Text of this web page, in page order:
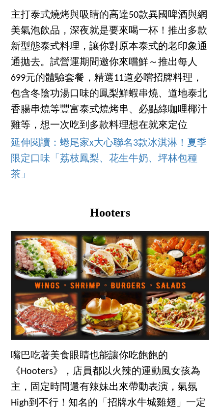
主打泰式燒烤與吸睛的高達50款異國啤酒與網
美氣泡飲品，深夜就是要來喝一杯！推出多款
新型態泰式料理，讓你對原本泰式的老印象通
通拋去。試營運期間邀你來嚐鮮～推出每人
699元的體驗套餐，精選11道必嚐招牌料理，
包含冬陰功湯口味的鳳梨鮮蝦串燒、道地泰北
香腸串燒等豐富泰式燒烤串、必點綠咖哩椰汁
雞等，想一次吃到多款料理想在就來定位
延伸閱讀：蜷尾家x大心聯名3款冰淇淋！夏季
限定口味「荔枝鳳梨、花生牛奶、坪林包種
茶」
Hooters
嘴巴吃著美食眼睛也能讓你吃飽飽的
《Hooters》，店員都以火辣的運動風女孩為
主，固定時間還有辣妹出來帶動表演，氣氛
High到不行！知名的「招牌水牛城雞翅」一定